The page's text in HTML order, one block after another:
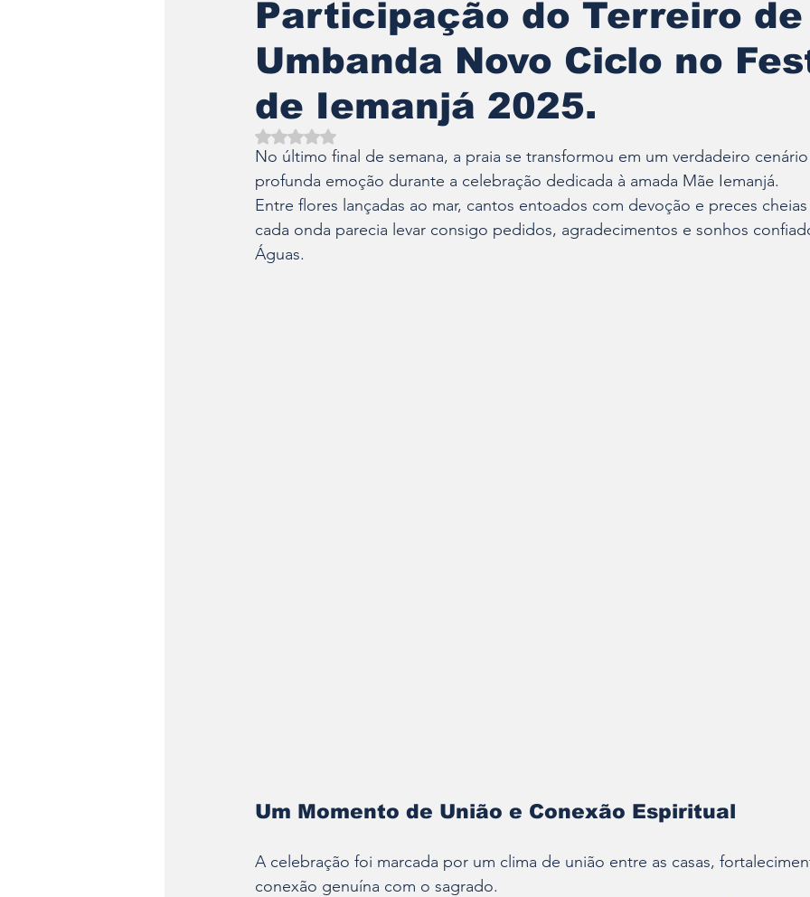
Eventos no Axé Colunista - Pai Gamby Ekedy Nadja Ómi Afefé
Participação do Terreiro de
Umbanda Novo Ciclo no
de Iemanjá 2025.
Avaliado com NaN de 5 estrelas.
No último final de semana, a praia se transformou em um verdadeiro
profunda emoção durante a celebração dedicada à amada Mãe Iemanjá.
Entre flores lançadas ao mar, cantos entoados com devoção e preces
cada onda parecia levar consigo pedidos, agradecimentos e sonhos
Águas.
Um Momento de União e Conexão Espiritual
A celebração foi marcada por um clima de união entre as casas,
conexão genuína com o sagrado.